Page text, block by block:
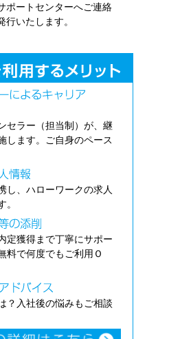
ポートセンターへご連絡
行いたします。
セラー（担当制）が、継
します。ご自身のペース
し、ハローワークの求人
。
定獲得まで丁寧にサポー
料で何度でもご利用Ｏ
？入社後の悩みもご相談